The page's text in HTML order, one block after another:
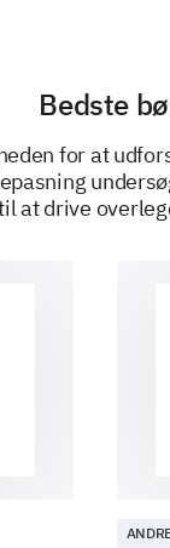
Bedste
for at
at drive